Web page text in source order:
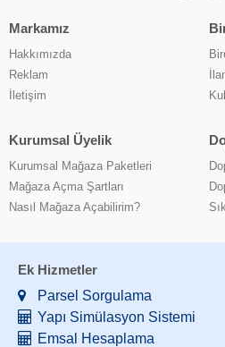
Markamız
Hakkımızda
Reklam
İletişim
Kurumsal Üyelik
Kurumsal Mağaza Paketleri
Mağaza Açma Şartları
Nasıl Mağaza Açabilirim?
Ek Hizmetler
Parsel Sorgulama
Yapı Simülasyon Sistemi
Emsal Hesaplama